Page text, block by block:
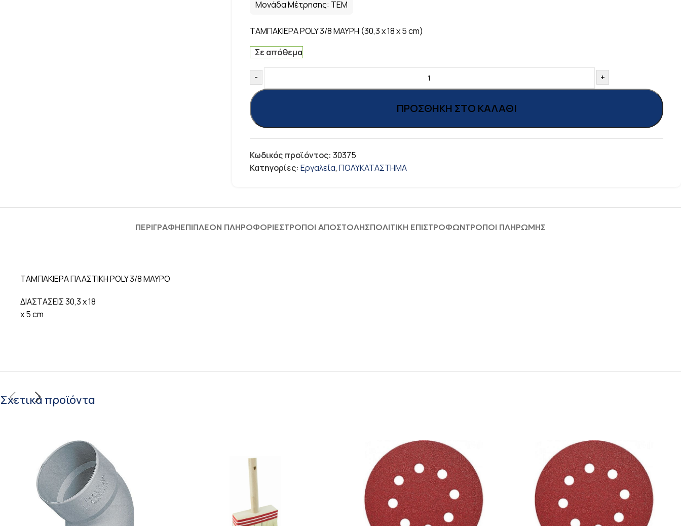
Μονάδα Μέτρησης: ΤΕΜ
ΤΑΜΠΑΚΙΕΡΑ POLY 3/8 ΜΑΥΡΗ (30,3 x 18 x 5 cm)
Σε απόθεμα
- +
ΠΡΟΣΘΉΚΗ ΣΤΟ ΚΑΛΆΘΙ
Κωδικός προϊόντος: 30375
Κατηγορίες: Εργαλεία, ΠΟΛΥΚΑΤΑΣΤΗΜΑ
ΠΕΡΙΓΡΑΦΉΕΠΙΠΛΈΟΝ ΠΛΗΡΟΦΟΡΊΕΣΤΡΟΠΟΙ ΑΠΟΣΤΟΛΗΣΠΟΛΙΤΙΚΗ ΕΠΙΣΤΡΟΦΩΝΤΡΟΠΟΙ ΠΛΗΡΩΜΗΣ
ΤΑΜΠΑΚΙΕΡΑ ΠΛΑΣΤΙΚH POLY 3/8 ΜΑΥΡΟ
ΔΙΑΣΤΑΣΕΙΣ 30,3 x 18
x 5 cm
Σχετικά προϊόντα